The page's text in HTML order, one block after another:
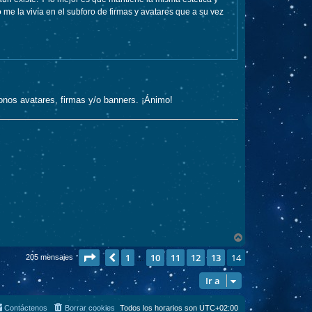
la vivía en el subforo de firmas y avatares que a su vez
avatares, firmas y/o banners. ¡Ánimo!
r
r
i
205 mensajes Página14de14
Anterior
1 … 10 11 12 13 14
Ir a
Todos los horarios son UTC+02:00
Borrar cookies
Contáctenos